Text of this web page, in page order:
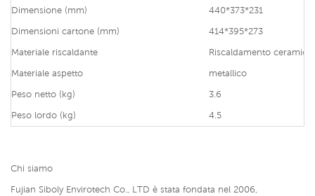
Dimensione (mm)
440*373*231
Dimensioni cartone (mm)
414*395*273
Materiale riscaldante
Riscaldamento ceramico
Materiale aspetto
metallico
Peso netto (kg)
3.6
Peso lordo (kg)
4.5
Chi siamo
Fujian Siboly Envirotech Co., LTD è stata fondata nel 2006,